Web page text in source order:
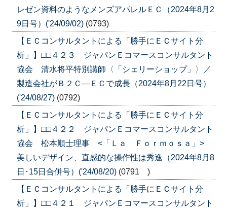
レゼン資料のようなメンズアパレルＥＣ（2024年8月2
9日号）('24/09/02) (0793)
【ＥＣコンサルタントによる「勝手にＥＣサイト分
析」】□□４２３ ジャパンＥコマースコンサルタント
協会 清水将平特別講師〈「シェリーショップ」〉／
製造会社がＢ２Ｃ―ＥＣで成長（2024年8月22日号）
('24/08/27) (0792)
【ＥＣコンサルタントによる「勝手にＥＣサイト分
析」】□□４２２ ジャパンＥコマースコンサルタント
協会 松本順士理事 <「Ｌａ Ｆｏｒｍｏｓａ」>
美しいデザイン、直感的な操作性は秀逸（2024年8月8
日･15日合併号）('24/08/20) (0791 )
【ＥＣコンサルタントによる「勝手にＥＣサイト分
析」】□□４２１ ジャパンＥコマースコンサルタント